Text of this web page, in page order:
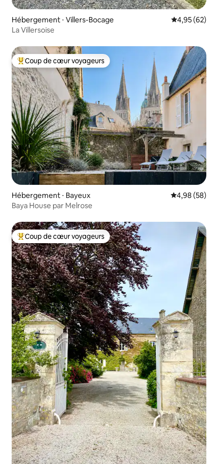
Hébergement ⋅ Villers-Bocage Évaluation
4,95 (62)
La Villersoise
Coups de cœur voyageurs les plus appréciés
Coup de cœur voyageurs
Hébergement ⋅ Bayeux Évaluation
4,98 (58)
Baya House par Melrose
Coups de cœur voyageurs les plus appréciés
Coup de cœur voyageurs